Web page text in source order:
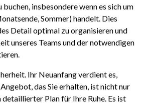
insbesondere wenn es sich um
Sommer) handelt. Dies
Detail optimal zu organisieren und
unseres Teams und der notwendigen
Ihr Neuanfang verdient es,
das Sie erhalten, ist nicht nur
detaillierter Plan für Ihre Ruhe. Es ist